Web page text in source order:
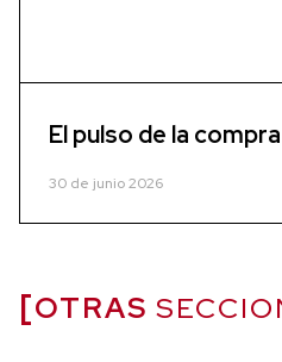
El pulso de la
30 de junio 2026
OTRAS